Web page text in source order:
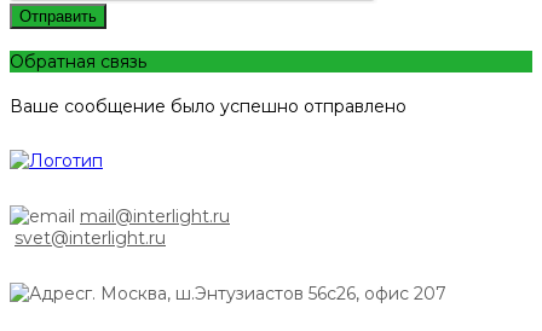
Отправить
Обратная связь
Ваше сообщение было успешно отправлено
mail@interlight.ru
svet@interlight.ru
г. Москва, ш.Энтузиастов 56с26, офис 207